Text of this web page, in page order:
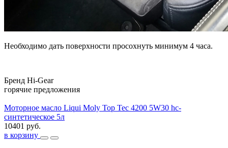
Необходимо дать поверхности просохнуть минимум 4 часа.
Бренд Hi-Gear
горячие предложения
Моторное масло Liqui Moly Top Tec 4200 5W30 hc-
синтетическое 5л
10401 руб.
в корзину